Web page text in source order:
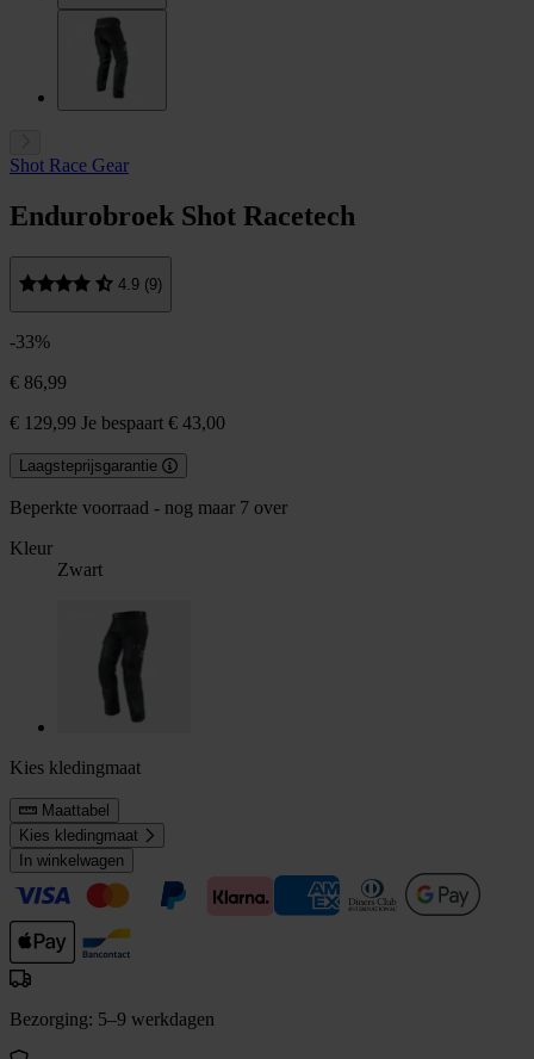
Shot Race Gear
Endurobroek Shot Racetech
4.9 (9)
-33%
€ 86,99
€ 129,99 Je bespaart € 43,00
Laagsteprijsgarantie
Beperkte voorraad - nog maar 7 over
Kleur
Zwart
Kies kledingmaat
Maattabel
Kies kledingmaat
In winkelwagen
Bezorging: 5–9 werkdagen